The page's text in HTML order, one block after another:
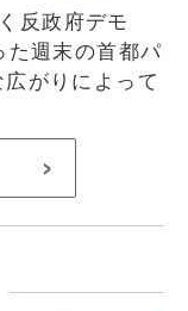
反政府デモ
た週末の首都パ
がりによって
>